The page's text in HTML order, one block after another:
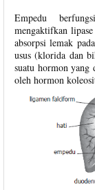
Empedu
mengaktifkan
absorpsi lemak
usus (klorida dan
suatu hormon yang
oleh hormon